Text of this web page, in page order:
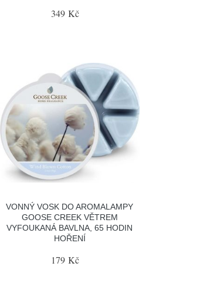
349 Kč
VONNÝ VOSK DO AROMALAMPY
GOOSE CREEK VĚTREM
VYFOUKANÁ BAVLNA, 65 HODIN
HOŘENÍ
179 Kč